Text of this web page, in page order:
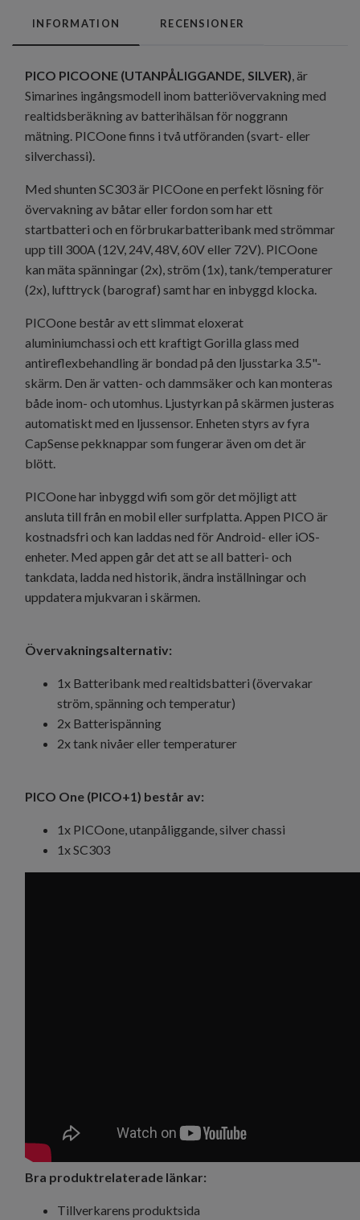
INFORMATION RECENSIONER
PICO PICOONE (UTANPÅLIGGANDE, SILVER), är
Simarines ingångsmodell inom batteriövervakning med
realtidsberäkning av batterihälsan för noggrann
mätning. PICOone finns i två utföranden (svart- eller
silverchassi).
Med shunten SC303 är PICOone en perfekt lösning för
övervakning av båtar eller fordon som har ett
startbatteri och en förbrukarbatteribank med strömmar
upp till 300A (12V, 24V, 48V, 60V eller 72V). PICOone
kan mäta spänningar (2x), ström (1x), tank/temperaturer
(2x), lufttryck (barograf) samt har en inbyggd klocka.
PICOone består av ett slimmat eloxerat
aluminiumchassi och ett kraftigt Gorilla glass med
antireflexbehandling är bondad på den ljusstarka 3.5"-
skärm. Den är vatten- och dammsäker och kan monteras
både inom- och utomhus. Ljustyrkan på skärmen justeras
automatiskt med en ljussensor. Enheten styrs av fyra
CapSense pekknappar som fungerar även om det är
blött.
PICOone har inbyggd wifi som gör det möjligt att
ansluta till från en mobil eller surfplatta. Appen PICO är
kostnadsfri och kan laddas ned för Android- eller iOS-
enheter. Med appen går det att se all batteri- och
tankdata, ladda ned historik, ändra inställningar och
uppdatera mjukvaran i skärmen.
Övervakningsalternativ:
1x Batteribank med realtidsbatteri (övervakar
ström, spänning och temperatur)
2x Batterispänning
2x tank nivåer eller temperaturer
PICO One (PICO+1) består av:
1x PICOone, utanpåliggande, silver chassi
1x SC303
Bra produktrelaterade länkar:
Tillverkarens produktsida